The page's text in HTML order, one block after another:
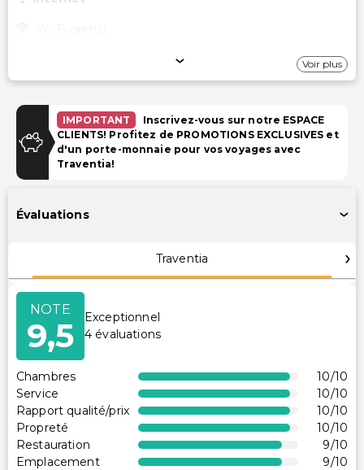
Garage
Piscine et Bien-être
Piscine extérieure saisonnière
Piscine pour enfants
Club pour enfants (gratuit)
Télévision dans les espaces communs
Équipements de remise en forme
Salle de jeux/arcade
Accessibilité
Réception accessible en fauteuil roulant
Restaurant sur place accessible en fauteuil roulant
Parking accessible en fauteuil roulant
Voir plus
IMPORTANT
Inscrivez-vous sur notre ESPACE
CLIENTS! Profitez de PROMOTIONS EXCLUSIVES et
d'un porte-monnaie pour vos voyages avec
Traventia!
Évaluations
Traventia
NOTE
9,5
Exceptionnel
4 évaluations
Chambres 10/10
Service
10/10
Rapport qualité/prix
10/10
Propreté
10/10
Restauration
9/10
Emplacement
9/10